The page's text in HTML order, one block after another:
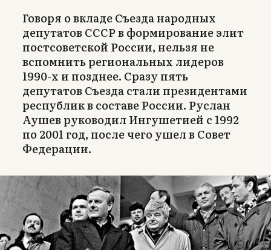
Говоря о вкладе Съезда народных
депутатов СССР в формирование элит
постсоветской России, нельзя не
вспомнить региональных лидеров
1990-х и позднее. Сразу пять
депутатов Съезда стали президентами
республик в составе России. Руслан
Аушев руководил Ингушетией с 1992
по 2001 год, после чего ушел в Совет
Федерации.